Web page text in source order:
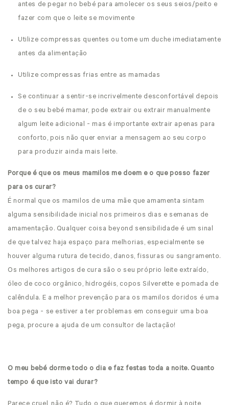
antes de pegar no bebé para amolecer os seus seios/peito e
fazer com que o leite se movimente
Utilize compressas quentes ou tome um duche imediatamente
antes da alimentação
Utilize compressas frias entre as mamadas
Se continuar a sentir-se incrivelmente desconfortável depois
de o seu bebé mamar, pode extrair ou extrair manualmente
algum leite adicional - mas é importante extrair apenas para
conforto, pois não quer enviar a mensagem ao seu corpo
para produzir ainda mais leite.
Porque é que os meus mamilos me doem e o que posso fazer
para os curar?
É normal que os mamilos de uma mãe que amamenta sintam
alguma sensibilidade inicial nos primeiros dias e semanas de
amamentação. Qualquer coisa beyond sensibilidade é um sinal
de que talvez haja espaço para melhorias, especialmente se
houver alguma rutura de tecido, danos, fissuras ou sangramento.
Os melhores artigos de cura são o seu próprio leite extraído,
óleo de coco orgânico, hidrogéis, copos Silverette e pomada de
calêndula. E a melhor prevenção para os mamilos doridos é uma
boa pega - se estiver a ter problemas em conseguir uma boa
pega, procure a ajuda de um consultor de lactação!
O meu bebé dorme todo o dia e faz festas toda a noite. Quanto
tempo é que isto vai durar?